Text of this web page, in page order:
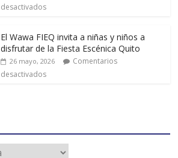
desactivados
El Wawa FIEQ invita a niñas y niños a
disfrutar de la Fiesta Escénica Quito
26 mayo, 2026
Comentarios
desactivados